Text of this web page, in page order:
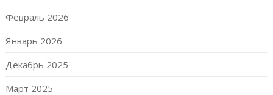
Февраль 2026
Январь 2026
Декабрь 2025
Март 2025